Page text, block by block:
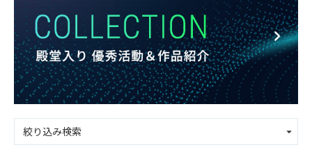
絞り込み検索